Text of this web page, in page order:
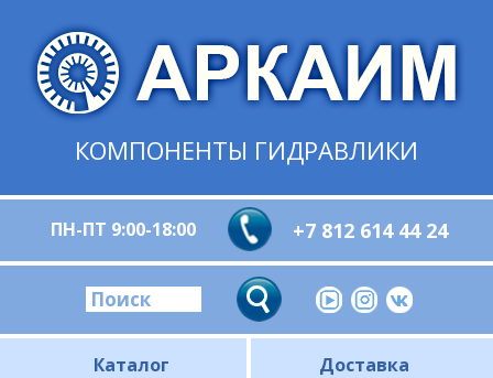
КОМПОНЕНТЫ ГИДРАВЛИКИ
ПН-ПТ 9:00-18:00 +7 812 614 44 24
Каталог Доставка